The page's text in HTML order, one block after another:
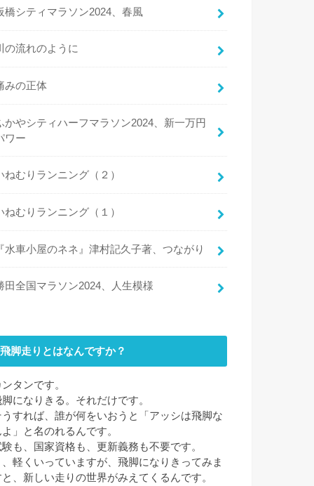
橋シティマラソン2024、春風
の流れのように
みの正体
かやシティハーフマラソン2024、新一万円
ワー
ねむりランニング（２）
ねむりランニング（１）
水車小屋のネネ』津村記久子著、つながり
田全国マラソン2024、人生模様
飛脚走りとはなんですか？
タンです。
になりきる。それだけです。
うすれば、誰が何をいおうと「アッシは飛脚な
」と名のれるんです。
験も、国家資格も、更新義務も不要です。
、軽くいっていますが、飛脚になりきってみま
と、新しい走りの世界がみえてくるんです。